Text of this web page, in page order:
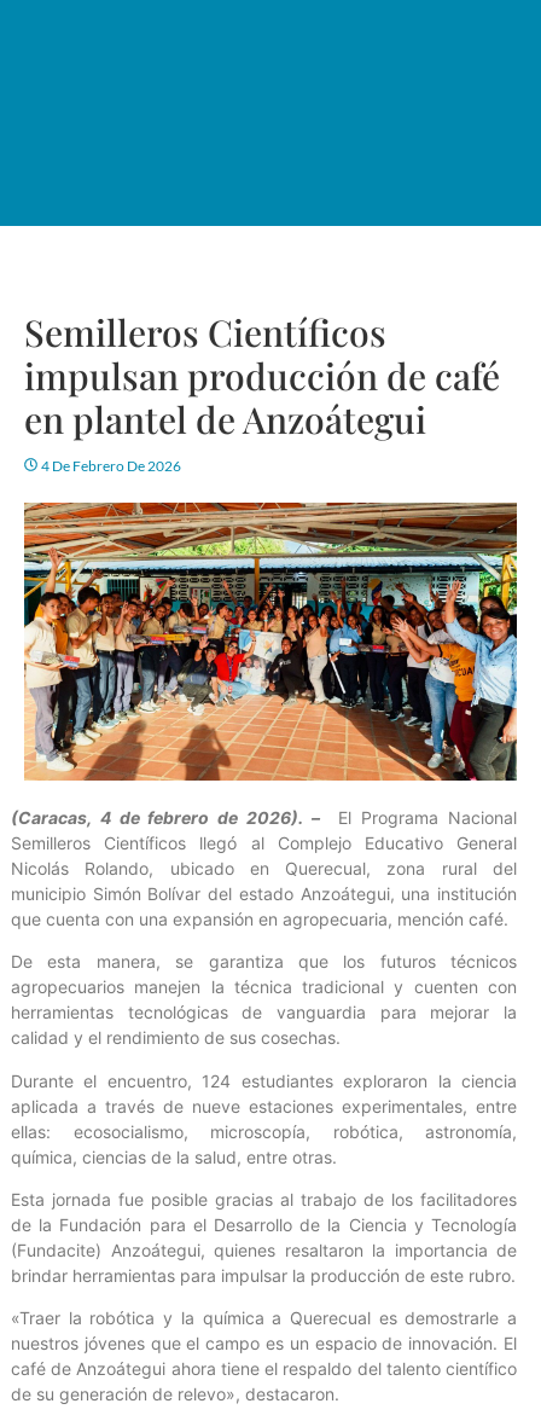
Semilleros Científicos
impulsan producción de café
en plantel de Anzoátegui
4 De Febrero De 2026
(Caracas, 4 de febrero de 2026). –El Programa Nacional
Semilleros Científicos llegó al Complejo Educativo General
Nicolás Rolando, ubicado en Querecual, zona rural del
municipio Simón Bolívar del estado Anzoátegui, una institución
que cuenta con una expansión en agropecuaria, mención café.
De esta manera, se garantiza que los futuros técnicos
agropecuarios manejen la técnica tradicional y cuenten con
herramientas tecnológicas de vanguardia para mejorar la
calidad y el rendimiento de sus cosechas.
Durante el encuentro, 124 estudiantes exploraron la ciencia
aplicada a través de nueve estaciones experimentales, entre
ellas: ecosocialismo, microscopía, robótica, astronomía,
química, ciencias de la salud, entre otras.
Esta jornada fue posible gracias al trabajo de los facilitadores
de la Fundación para el Desarrollo de la Ciencia y Tecnología
(Fundacite) Anzoátegui, quienes resaltaron la importancia de
brindar herramientas para impulsar la producción de este rubro.
«Traer la robótica y la química a Querecual es demostrarle a
nuestros jóvenes que el campo es un espacio de innovación. El
café de Anzoátegui ahora tiene el respaldo del talento científico
de su generación de relevo», destacaron.